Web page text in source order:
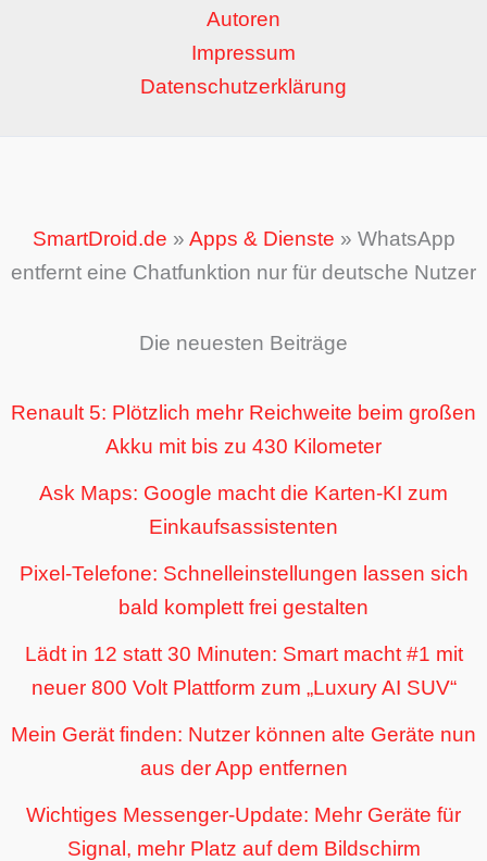
Autoren
Impressum
Datenschutzerklärung
SmartDroid.de » Apps & Dienste » WhatsApp
entfernt eine Chatfunktion nur für deutsche Nutzer
Die neuesten Beiträge
Renault 5: Plötzlich mehr Reichweite beim großen
Akku mit bis zu 430 Kilometer
Ask Maps: Google macht die Karten-KI zum
Einkaufsassistenten
Pixel-Telefone: Schnelleinstellungen lassen sich
bald komplett frei gestalten
Lädt in 12 statt 30 Minuten: Smart macht #1 mit
neuer 800 Volt Plattform zum „Luxury AI SUV“
Mein Gerät finden: Nutzer können alte Geräte nun
aus der App entfernen
Wichtiges Messenger-Update: Mehr Geräte für
Signal, mehr Platz auf dem Bildschirm